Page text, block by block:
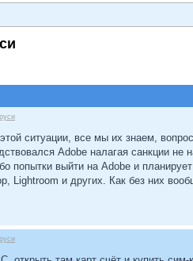
ситуации, все мы их знаем,
Adobe налагая санкции
попытки выйти на Adobe и
Lightroom и других. Как без них